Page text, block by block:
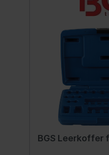
BGS Leerkoffer